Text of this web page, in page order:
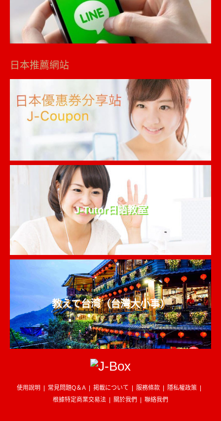
日本推薦網站
J-Tutor日語教室
教えて台湾（台灣大小事）
使用說明 常見問題Q＆A 掲載について 服務條款
隱私權政策
根據特定商業交易法
關於我們 聯絡我們